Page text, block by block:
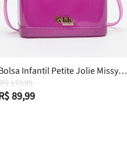
Infantil Petite Jolie Missy In
Glitter Uva PJ11268IN
R$ 179,99
89,99